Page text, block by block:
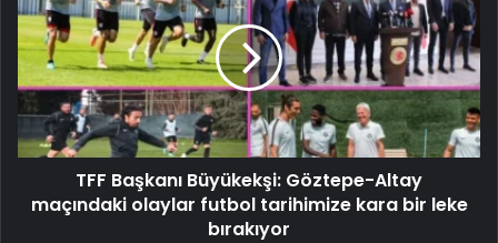
TFF Başkanı Büyükekşi: Göztepe-Altay
maçındaki olaylar futbol tarihimize kara bir leke
bırakıyor